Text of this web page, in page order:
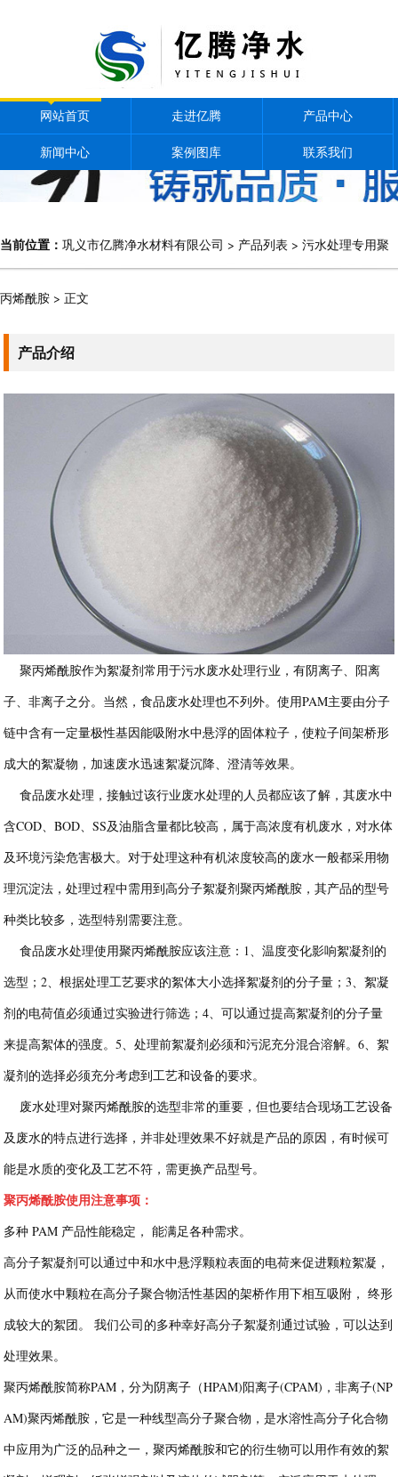
网站首页 走进亿腾 产品中心
新闻中心 案例图库 联系我们
当前位置： 巩义市亿腾净水材料有限公司 > 产品列表 > 污水处理专用聚
丙烯酰胺 > 正文
产品介绍
聚丙烯酰胺作为絮凝剂常用于污水废水处理行业，有阴离子、阳离
子、非离子之分。当然，食品废水处理也不列外。使用PAM主要由分子
链中含有一定量极性基因能吸附水中悬浮的固体粒子，使粒子间架桥形
成大的絮凝物，加速废水迅速絮凝沉降、澄清等效果。
食品废水处理，接触过该行业废水处理的人员都应该了解，其废水中
含COD、BOD、SS及油脂含量都比较高，属于高浓度有机废水，对水体
及环境污染危害极大。对于处理这种有机浓度较高的废水一般都采用物
理沉淀法，处理过程中需用到高分子絮凝剂聚丙烯酰胺，其产品的型号
种类比较多，选型特别需要注意。
食品废水处理使用聚丙烯酰胺应该注意：1、温度变化影响絮凝剂的
选型；2、根据处理工艺要求的絮体大小选择絮凝剂的分子量；3、絮凝
剂的电荷值必须通过实验进行筛选；4、可以通过提高絮凝剂的分子量
来提高絮体的强度。5、处理前絮凝剂必须和污泥充分混合溶解。6、絮
凝剂的选择必须充分考虑到工艺和设备的要求。
废水处理对聚丙烯酰胺的选型非常的重要，但也要结合现场工艺设备
及废水的特点进行选择，并非处理效果不好就是产品的原因，有时候可
能是水质的变化及工艺不符，需更换产品型号。
聚丙烯酰胺使用注意事项：
多种 PAM 产品性能稳定， 能满足各种需求。
高分子絮凝剂可以通过中和水中悬浮颗粒表面的电荷来促进颗粒絮凝，
从而使水中颗粒在高分子聚合物活性基因的架桥作用下相互吸附， 终形
成较大的絮团。 我们公司的多种幸好高分子絮凝剂通过试验，可以达到
处理效果。
聚丙烯酰胺简称PAM，分为阴离子（HPAM)阳离子(CPAM)，非离子(NP
AM)聚丙烯酰胺，它是一种线型高分子聚合物，是水溶性高分子化合物
中应用为广泛的品种之一，聚丙烯酰胺和它的衍生物可以用作有效的絮